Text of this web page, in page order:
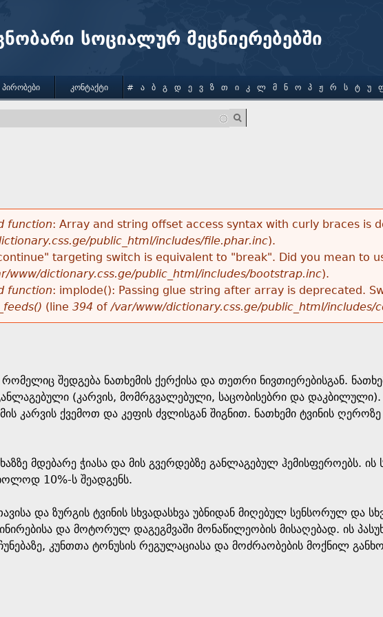
სოციალურ მეცნიერებებში
function: Array and string offset access syntax with curly braces is
public_html/includes/file.phar.inc).
targeting switch is equivalent to "break". Did you mean to
www/dictionary.css.ge/public_html/includes/bootstrap.inc).
function: implode(): Passing glue string after array is deprecated.
(line 394 of/var/www/dictionary.css.ge/public_html/includes/
რომელიც შედგება ნათხემის ქერქისა და თეთრი ნივთიერებისგან.
(კარვის, მომრგვალებული, საცობისებრი და
კარვის ქვემოთ და კეფის ძვლისგან შიგნით. ნათხემი ტვინის ღეროზე
ხაზზე მდებარე ჭიასა და მის გვერდებზე განლაგებულ ჰემისფეროებს.
10%-ს შეადგენს.
და ზურგის ტვინის სხვადასხვა უბნიდან მიღებულ სენსორულ და
და მოტორულ დაგეგმვაში მონაწილეობის მისაღებად. ის
კუნთთა ტონუსის რეგულაციასა და მოძრაობების მოქნილ
ᲞᲘᲠᲝᲑᲔᲑᲘ ᲙᲝᲜᲢᲐᲥᲢᲘ # Ა Ბ Გ Დ Ე Ვ Ზ Თ Ი Კ Ლ Მ Ნ Ო Პ Ჟ Რ Ს Ტ Უ